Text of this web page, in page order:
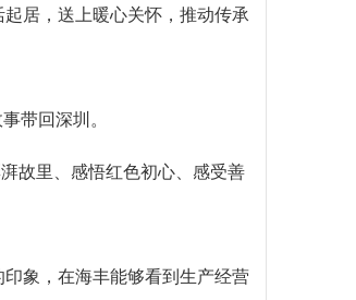
居，送上暖心关怀，推动传承
带回深圳。
故里、感悟红色初心、感受善
象，在海丰能够看到生产经营